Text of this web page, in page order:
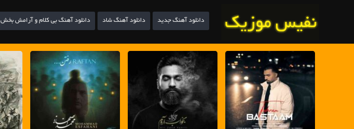
دانلود آهنگ جدید دانلود آهنگ شاد دانلود آهنگ بی کلام و آرامش بخش